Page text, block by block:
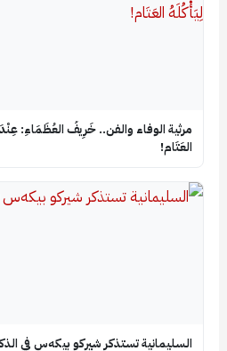
​مرثية الوفاء والفن.. خَرِيفُ العُظَمَاءِ:
العَتَام!
السليمانية تستذكر شيركو بيكه‌س في الذكرى